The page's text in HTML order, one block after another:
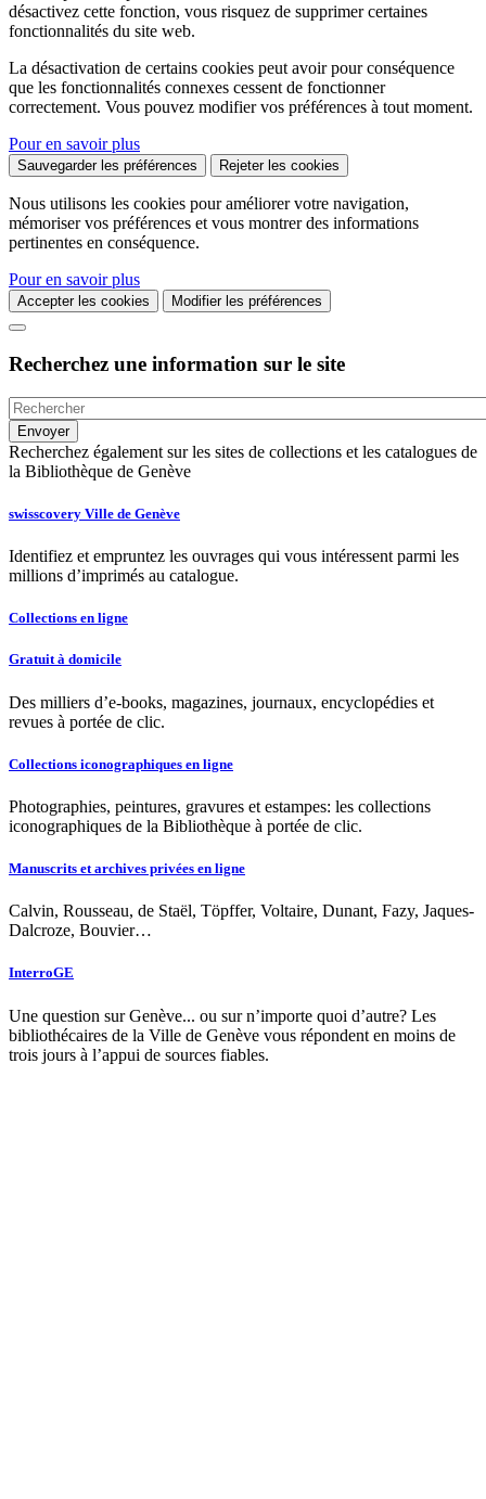
désactivez cette fonction, vous risquez de supprimer certaines
fonctionnalités du site web.
La désactivation de certains cookies peut avoir pour conséquence
que les fonctionnalités connexes cessent de fonctionner
correctement. Vous pouvez modifier vos préférences à tout moment.
Pour en savoir plus
Sauvegarder les préférences Rejeter les cookies
Nous utilisons les cookies pour améliorer votre navigation,
mémoriser vos préférences et vous montrer des informations
pertinentes en conséquence.
Pour en savoir plus
Accepter les cookies Modifier les préférences
Recherchez une information sur le site
Recherchez également sur les sites de collections et les catalogues de
la Bibliothèque de Genève
swisscovery Ville de Genève
Identifiez et empruntez les ouvrages qui vous intéressent parmi les
millions d’imprimés au catalogue.
Collections en ligne
Gratuit à domicile
Des milliers d’e-books, magazines, journaux, encyclopédies et
revues à portée de clic.
Collections iconographiques en ligne
Photographies, peintures, gravures et estampes: les collections
iconographiques de la Bibliothèque à portée de clic.
Manuscrits et archives privées en ligne
Calvin, Rousseau, de Staël, Töpffer, Voltaire, Dunant, Fazy, Jaques-
Dalcroze, Bouvier…
InterroGE
Une question sur Genève... ou sur n’importe quoi d’autre? Les
bibliothécaires de la Ville de Genève vous répondent en moins de
trois jours à l’appui de sources fiables.